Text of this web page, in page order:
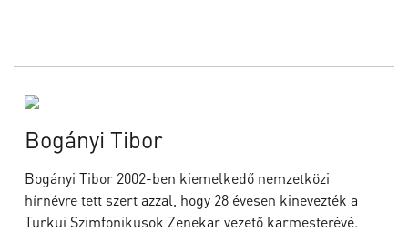
Bogányi Tibor
Bogányi Tibor 2002-ben kiemelkedő nemzetközi
hírnévre tett szert azzal, hogy 28 évesen kinevezték a
Turkui Szimfonikusok Zenekar vezető karmesterévé.